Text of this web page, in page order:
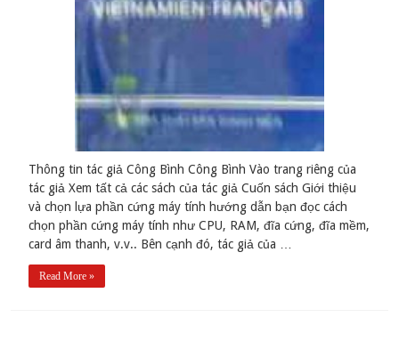
Thông tin tác giả Công Bình Công Bình Vào trang riêng của
tác giả Xem tất cả các sách của tác giả Cuốn sách Giới thiệu
và chọn lựa phần cứng máy tính hướng dẫn bạn đọc cách
chọn phần cứng máy tính như CPU, RAM, đĩa cứng, đĩa mềm,
card âm thanh, v.v.. Bên cạnh đó, tác giả của …
Read More »